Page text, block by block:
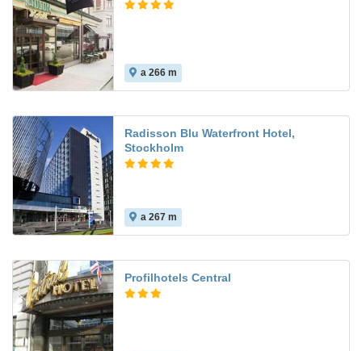
a 266 m
Radisson Blu Waterfront Hotel,
Stockholm
a 267 m
Profilhotels Central